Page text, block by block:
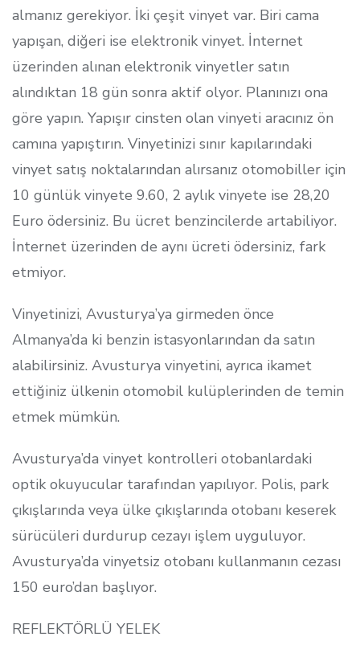
almanız gerekiyor. İki çeşit vinyet var. Biri cama
yapışan, diğeri ise elektronik vinyet. İnternet
üzerinden alınan elektronik vinyetler satın
alındıktan 18 gün sonra aktif olyor. Planınızı ona
göre yapın. Yapışır cinsten olan vinyeti aracınız ön
camına yapıştırın. Vinyetinizi sınır kapılarındaki
vinyet satış noktalarından alırsanız otomobiller için
10 günlük vinyete 9.60, 2 aylık vinyete ise 28,20
Euro ödersiniz. Bu ücret benzincilerde artabiliyor.
İnternet üzerinden de aynı ücreti ödersiniz, fark
etmiyor.
Vinyetinizi, Avusturya’ya girmeden önce
Almanya’da ki benzin istasyonlarından da satın
alabilirsiniz. Avusturya vinyetini, ayrıca ikamet
ettiğiniz ülkenin otomobil kulüplerinden de temin
etmek mümkün.
Avusturya’da vinyet kontrolleri otobanlardaki
optik okuyucular tarafından yapılıyor. Polis, park
çıkışlarında veya ülke çıkışlarında otobanı keserek
sürücüleri durdurup cezayı işlem uyguluyor.
Avusturya’da vinyetsiz otobanı kullanmanın cezası
150 euro’dan başlıyor.
REFLEKTÖRLÜ YELEK